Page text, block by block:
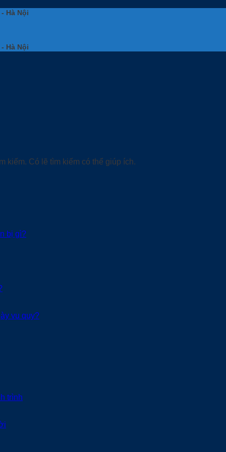
Hà Nội
Hà Nội
kiếm. Có lẽ tìm kiếm có thể giúp ích.
bị gì?
vu quy?
trình